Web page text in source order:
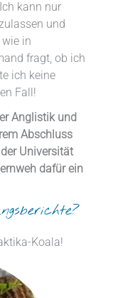
kann nur
und
in
fragt, ob ich
ich keine
Fall!
Anglistik und
Abschluss
Universität
dafür ein
Koala!